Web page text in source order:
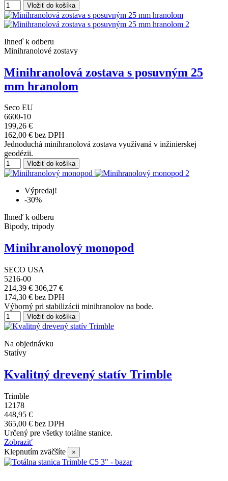
Vložiť do košíka
Ihneď k odberu
Minihranolové zostavy
Minihranolová zostava s posuvným 25
mm hranolom
Seco EU
6600-10
199,26 €
162,00 € bez DPH
Jednoduchá minihranolová zostava využívaná v inžinierskej
geodézii.
Vložiť do košíka
Výpredaj!
-30%
Ihneď k odberu
Bipody, tripody
Minihranolový monopod
SECO USA
5216-00
214,39 € 306,27 €
174,30 € bez DPH
Výborný pri stabilizácii minihranolov na bode.
Vložiť do košíka
Na objednávku
Statívy
Kvalitný drevený statív Trimble
Trimble
12178
448,95 €
365,00 € bez DPH
Určený pre všetky totálne stanice.
Zobraziť
Klepnutím zväčšíte
×